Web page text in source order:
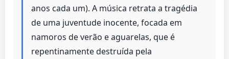
anos cada um). A música retrata a tragédia
de uma juventude inocente, focada em
namoros de verão e aguarelas, que é
repentinamente destruída pela